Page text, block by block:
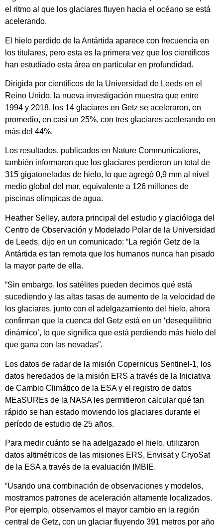
el ritmo al que los glaciares fluyen hacia el océano se está
acelerando.
El hielo perdido de la Antártida aparece con frecuencia en
los titulares, pero esta es la primera vez que los científicos
han estudiado esta área en particular en profundidad.
Dirigida por científicos de la Universidad de Leeds en el
Reino Unido, la nueva investigación muestra que entre
1994 y 2018, los 14 glaciares en Getz se aceleraron, en
promedio, en casi un 25%, con tres glaciares acelerando en
más del 44%.
Los resultados, publicados en Nature Communications,
también informaron que los glaciares perdieron un total de
315 gigatoneladas de hielo, lo que agregó 0,9 mm al nivel
medio global del mar, equivalente a 126 millones de
piscinas olímpicas de agua.
Heather Selley, autora principal del estudio y glacióloga del
Centro de Observación y Modelado Polar de la Universidad
de Leeds, dijo en un comunicado: “La región Getz de la
Antártida es tan remota que los humanos nunca han pisado
la mayor parte de ella.
“Sin embargo, los satélites pueden decirnos qué está
sucediendo y las altas tasas de aumento de la velocidad de
los glaciares, junto con el adelgazamiento del hielo, ahora
confirman que la cuenca del Getz está en un ‘desequilibrio
dinámico’, lo que significa que está perdiendo más hielo del
que gana con las nevadas”.
Los datos de radar de la misión Copernicus Sentinel-1, los
datos heredados de la misión ERS a través de la Iniciativa
de Cambio Climático de la ESA y el registro de datos
MEaSUREs de la NASA les permitieron calcular qué tan
rápido se han estado moviendo los glaciares durante el
período de estudio de 25 años.
Para medir cuánto se ha adelgazado el hielo, utilizaron
datos altimétricos de las misiones ERS, Envisat y CryoSat
de la ESA a través de la evaluación IMBIE.
“Usando una combinación de observaciones y modelos,
mostramos patrones de aceleración altamente localizados.
Por ejemplo, observamos el mayor cambio en la región
central de Getz, con un glaciar fluyendo 391 metros por año